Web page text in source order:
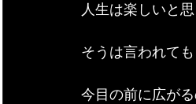
人生は楽しいと思
そうは言われて
今目の前に広が